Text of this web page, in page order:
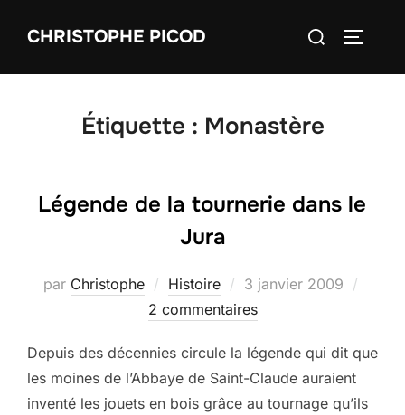
CHRISTOPHE PICOD Rechercher :
Étiquette : Monastère
Légende de la tournerie dans le
Jura
par Christophe Histoire
Publié
le
3 janvier 2009
2 commentaires
Depuis des décennies circule la légende qui dit que
les moines de l’Abbaye de Saint-Claude auraient
inventé les jouets en bois grâce au tournage qu’ils